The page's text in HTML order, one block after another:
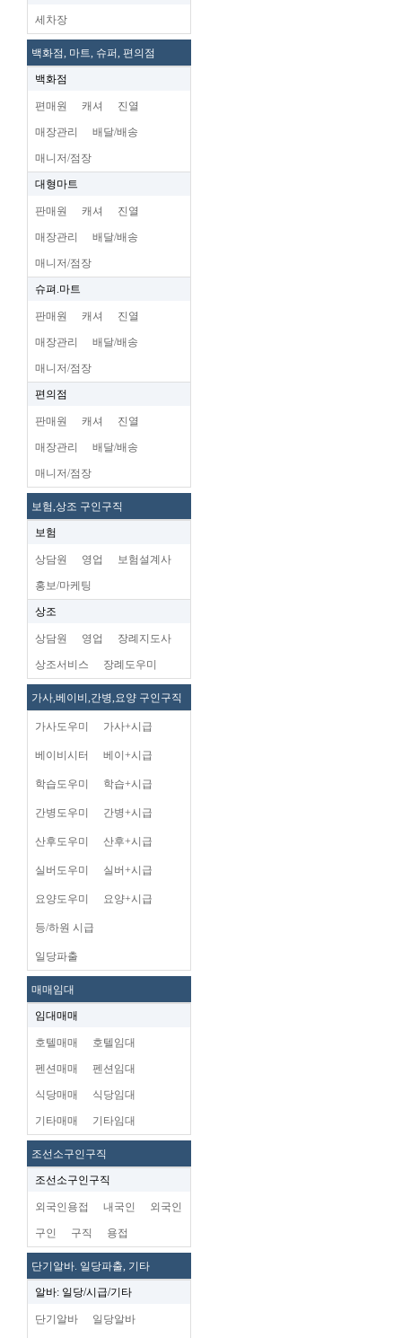
세차장
백화점, 마트, 슈퍼, 편의점
백화점
편매원 캐셔 진열
매장관리 배달/배송
매니저/점장
대형마트
판매원 캐셔 진열
매장관리 배달/배송
매니저/점장
슈펴.마트
판매원 캐셔 진열
매장관리 배달/배송
매니저/점장
편의점
판매원 캐셔 진열
매장관리 배달/배송
매니저/점장
보험,상조 구인구직
보험
상담원 영업 보험설계사
홍보/마케팅
상조
상담원 영업 장례지도사
상조서비스 장례도우미
가사,베이비,간병,요양 구인구직
가사도우미 가사+시급
베이비시터 베이+시급
학습도우미 학습+시급
간병도우미 간병+시급
산후도우미 산후+시급
실버도우미 실버+시급
요양도우미 요양+시급
등/하원 시급
일당파출
매매임대
임대매매
호텔매매 호텔임대
펜션매매 펜션임대
식당매매 식당임대
기타매매 기타임대
조선소구인구직
조선소구인구직
외국인용접 내국인 외국인
구인 구직 용접
단기알바. 일당파출, 기타
알바: 일당/시급/기타
단기알바 일당알바